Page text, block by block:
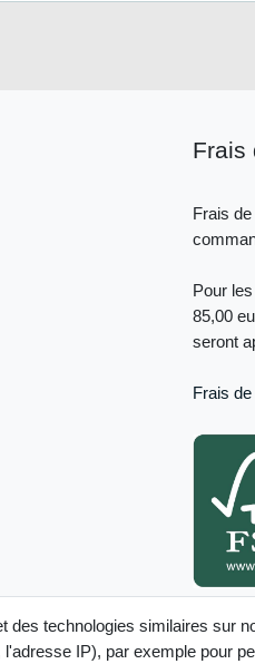
Frais
Frais
Pour
85,00
seront
Frais
Seuls les
internet
des technologies similaires sur
IP), par exemple pour